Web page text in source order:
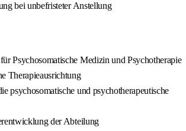
bei unbefristeter Anstellung
Psychosomatische Medizin und Psychotherapie
Therapieausrichtung
psychosomatische und psychotherapeutische
der Abteilung